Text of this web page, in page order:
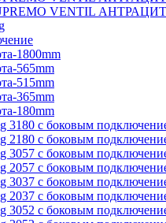
VENTIL
1800mm
565mm
515mm
365mm
180mm
3180 с боковым
2180 с боковым
3057 с боковым
2057 с боковым
3037 с боковым
2037 с боковым
3052 с боковым